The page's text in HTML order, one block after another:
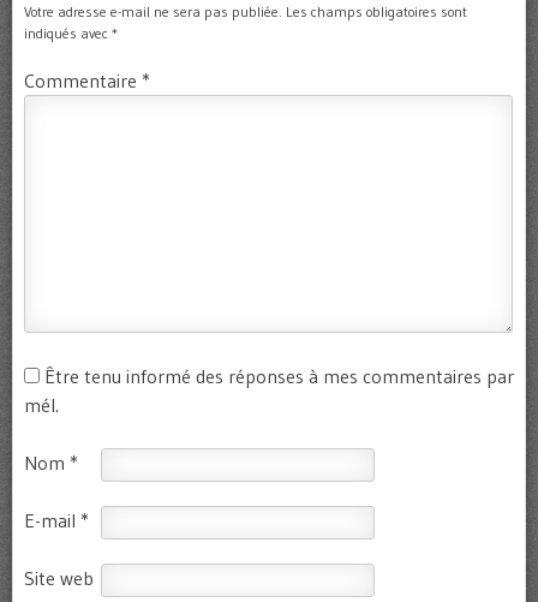
Votre adresse e-mail ne sera pas publiée. Les champs obligatoires sont
indiqués avec *
Commentaire *
Être tenu informé des réponses à mes commentaires par
mél.
Nom *
E-mail *
Site web